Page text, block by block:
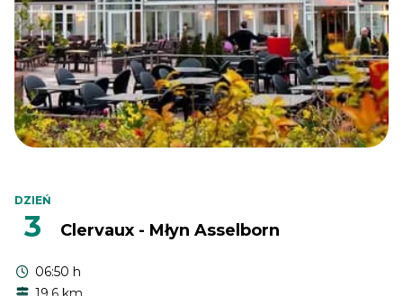
DZIEŃ
3 Clervaux - Młyn Asselborn
06:50 h